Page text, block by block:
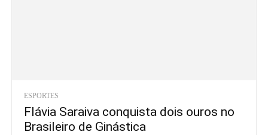
ESPORTES
Flávia Saraiva conquista dois ouros no
Brasileiro de Ginástica